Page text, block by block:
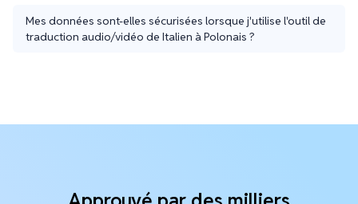
Mes données sont-elles sécurisées lorsque j'utilise l'outil de
traduction audio/vidéo de Italien à Polonais ?